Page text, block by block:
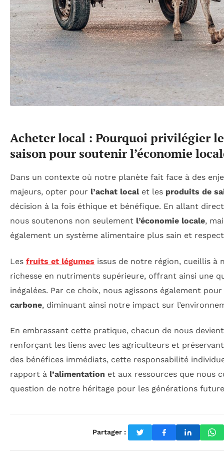
Acheter local : Pourquoi privilégier
saison pour soutenir l’économie
Dans un contexte où notre planète fait face à des
majeurs, opter pour l’achat localet les produits de
décision à la fois éthique et bénéfique. En allant
nous soutenons non seulement l’économie locale,
également un système alimentaire plus sain et
Les fruits et légumes issus de notre région, cueillis à
richesse en nutriments supérieure, offrant ainsi une
inégalées. Par ce choix, nous agissons également pour
carbone, diminuant ainsi notre impact sur
En embrassant cette pratique, chacun de nous
renforçant les liens avec les agriculteurs et
des bénéfices immédiats, cette responsabilité
rapport à l’alimentation et aux ressources que nous
question de notre héritage pour les générations
Partager :